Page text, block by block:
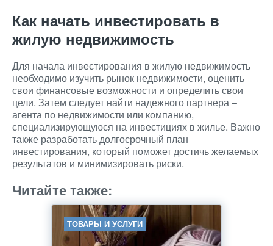
Как начать инвестировать в
жилую недвижимость
Для начала инвестирования в жилую недвижимость
необходимо изучить рынок недвижимости, оценить
свои финансовые возможности и определить свои
цели. Затем следует найти надежного партнера –
агента по недвижимости или компанию,
специализирующуюся на инвестициях в жилье. Важно
также разработать долгосрочный план
инвестирования, который поможет достичь желаемых
результатов и минимизировать риски.
Читайте также:
ТОВАРЫ И УСЛУГИ